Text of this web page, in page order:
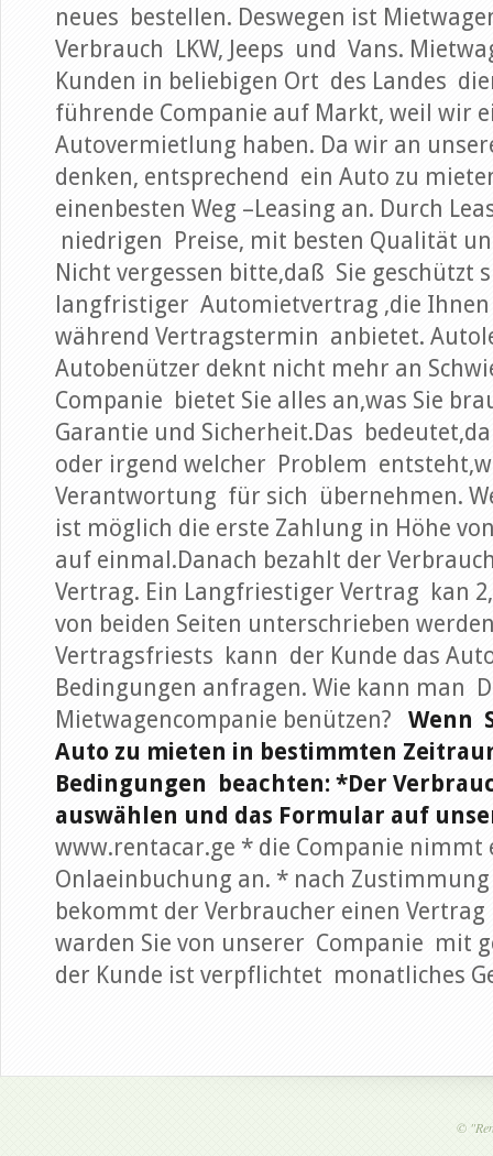
neues bestellen. Deswegen ist
Verbrauch LKW, Jeeps und Vans.
Kunden in beliebigen Ort des Landes
führende Companie auf Markt, weil wir
Autovermietlung haben. Da wir an
denken, entsprechend ein Auto zu
einenbesten Weg –Leasing an. Durch
niedrigen Preise, mit besten Qualität
Nicht vergessen bitte,daß Sie geschützt
langfristiger Automietvertrag ,die
während Vertragstermin anbietet.
Autobenützer deknt nicht mehr an
Companie bietet Sie alles an,was Sie
Garantie und Sicherheit.Das
oder irgend welcher Problem
Verantwortung für sich übernehmen.
ist möglich die erste Zahlung in Höhe
auf einmal.Danach bezahlt der
Vertrag. Ein Langfriestiger Vertrag kan
von beiden Seiten unterschrieben
Vertragsfriests kann der Kunde das
Bedingungen anfragen. Wie kann man
Mietwagencompanie benützen? Wenn
Auto zu mieten in bestimmten
Bedingungen beachten: *Der
auswählen und das Formular auf
www.rentacar.ge * die Companie
Onlaeinbuchung an. * nach
bekommt der Verbraucher einen
warden Sie von unserer Companie mit
der Kunde ist verpflichtet monatliches
©